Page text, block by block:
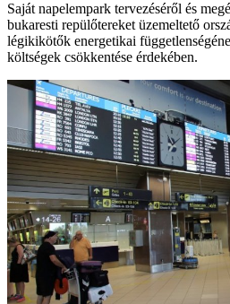
Saját napelempark tervezéséről és
bukaresti repülőtereket üzemeltető
légikikötők energetikai
költségek csökkentése érdekében.